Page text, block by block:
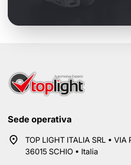
Sede operativa
TOP LIGHT ITALIA SRL • VIA
36015 SCHIO • Italia